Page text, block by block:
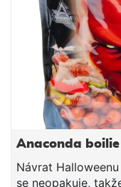
Anaconda
Návrat
se neopakuje,